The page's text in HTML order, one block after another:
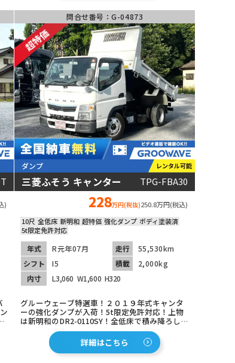
)
問合せ番号：G-04873
ダンプ レンタル可能
三菱ふそう キャンター TPG-FBA30
228万円(税抜)250.8万円(税込)
10尺 全低床 新明和 超特価 強化ダンプ ボディ塗装済
5t限定免許対応
年式 R元年07月 走行
55,530km
シフト
I5 積載
2,000kg
内寸
L3,060 W1,600 H320
グルーウェーブ特選車！２０１９年式キャンタ
ーの強化ダンプが入荷！5t限定免許対応！上物
は新明和のDR2-0110SY！全低床で積み降ろし
楽々！１５０馬力のマニュアル５速！走行距離
も短く美しい状態が保たれています！手動コボ
レーン付きでこぼれにくい！安全装備充実！
ETC車載器も装着済み！
詳細はこちら